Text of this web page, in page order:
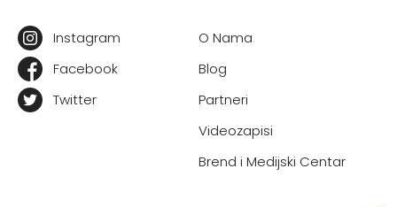
Instagram
Facebook
Twitter
O Nama
Blog
Partneri
Videozapisi
Brend i Medijski Centar